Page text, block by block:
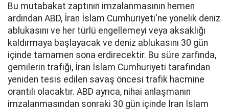
Bu mutabakat zaptının imzalanmasının hemen
ardından ABD, İran İslam Cumhuriyeti'ne yönelik deniz
ablukasını ve her türlü engellemeyi veya aksaklığı
kaldırmaya başlayacak ve deniz ablukasını 30 gün
içinde tamamen sona erdirecektir. Bu süre zarfında,
gemilerin trafiği, İran İslam Cumhuriyeti tarafından
yeniden tesis edilen savaş öncesi trafik hacmine
orantılı olacaktır. ABD ayrıca, nihai anlaşmanın
imzalanmasından sonraki 30 gün içinde İran İslam